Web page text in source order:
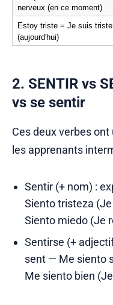
nerveux (en ce moment)
Estoy triste = Je suis triste
(aujourd'hui)
2. SENTIR vs
vs se sentir
Ces deux verbes
les apprenants
Sentir (+ nom) :
Siento tristeza
Siento miedo (Je
Sentirse (+
sent — Me siento
Me siento bien